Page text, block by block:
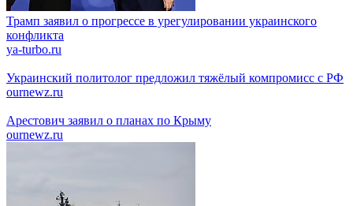
Трамп заявил о прогрессе в урегулировании украинского
конфликта
ya-turbo.ru
Украинский политолог предложил тяжёлый компромисс с РФ
ournewz.ru
Арестович заявил о планах по Крыму
ournewz.ru